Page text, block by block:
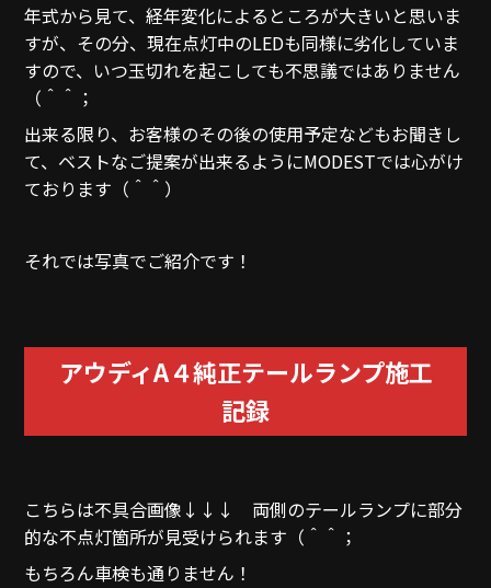
年式から見て、経年変化によるところが大きいと思いま
すが、その分、現在点灯中のLEDも同様に劣化していま
すので、いつ玉切れを起こしても不思議ではありません
（＾＾；
出来る限り、お客様のその後の使用予定などもお聞きし
て、ベストなご提案が出来るようにMODESTでは心がけ
ております（＾＾）
それでは写真でご紹介です！
アウディA４純正テールランプ施工
記録
こちらは不具合画像↓↓↓ 両側のテールランプに部分
的な不点灯箇所が見受けられます（＾＾；
もちろん車検も通りません！